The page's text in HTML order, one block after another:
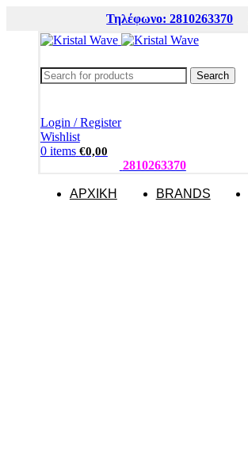
Τηλέφωνο: 2810263370
Search
Login / Register
Wishlist
0 items €0,00
2810263370
ΑΡΧΙΚΗ BRANDS